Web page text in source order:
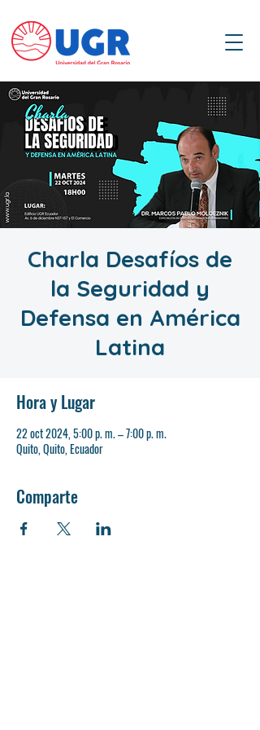
Charla Desafíos de
la Seguridad y
Defensa en América
Latina
Hora y Lugar
22 oct 2024, 5:00 p. m. – 7:00 p. m.
Quito, Quito, Ecuador
Comparte